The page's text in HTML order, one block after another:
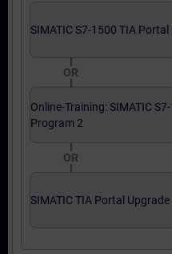
SIMATIC S7-1500 TIA
OR
Online-Training: SIMATIC
Program 2
OR
SIMATIC TIA Portal Upgrade